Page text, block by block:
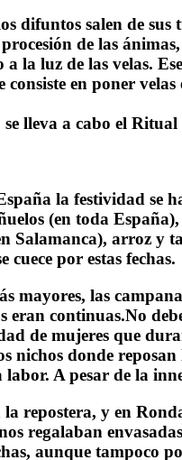
difuntos salen de
de las
a la luz de las velas.
en poner
lleva a cabo el
la festividad
(en toda
Salamanca), arroz
cuece por estas fechas.
mayores, las
eran continuas.No
de mujeres que
nichos donde
A pesar de la
repostera, y en
regalaban
aunque tampoco